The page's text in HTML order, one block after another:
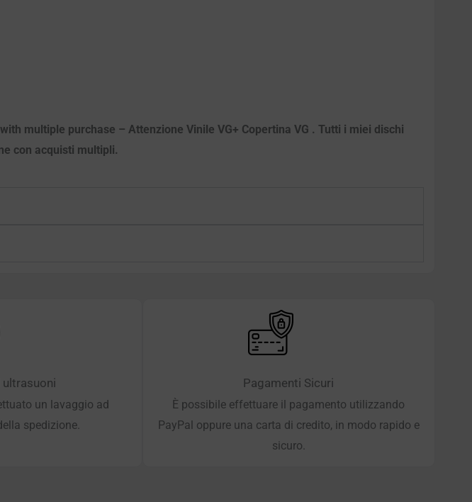
multiple purchase – Attenzione Vinile VG+ Copertina VG . Tutti i miei dischi
con acquisti multipli.
ultrasuoni
un lavaggio ad
spedizione.
Pagamenti Sicuri
È possibile effettuare il pagamento utilizzando
PayPal oppure una carta di credito, in modo rapido e
sicuro.